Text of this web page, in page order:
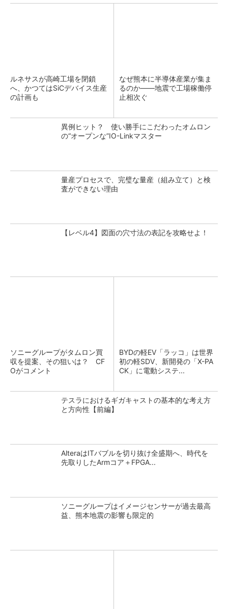
ルネサスが高崎工場を閉鎖
へ、かつてはSiCデバイス生産
の計画も
なぜ熊本に半導体産業が集ま
るのか――地震で工場稼働停
止相次ぐ
異例ヒット？ 使い勝手にこだわったオムロン
の“オープンな”IO-Linkマスター
量産プロセスで、完璧な量産（組み立て）と検
査ができない理由
【レベル4】図面の穴寸法の表記を攻略せよ！
ソニーグループがタムロン買
収を提案、その狙いは？ CF
Oがコメント
BYDの軽EV「ラッコ」は世界
初の軽SDV、新開発の「X-PA
CK」に電動システ...
テスラにおけるギガキャストの基本的な考え方
と方向性【前編】
AlteraはITバブルを切り抜け全盛期へ、時代を
先取りしたArmコア＋FPGA...
ソニーグループはイメージセンサーが過去最高
益、熊本地震の影響も限定的